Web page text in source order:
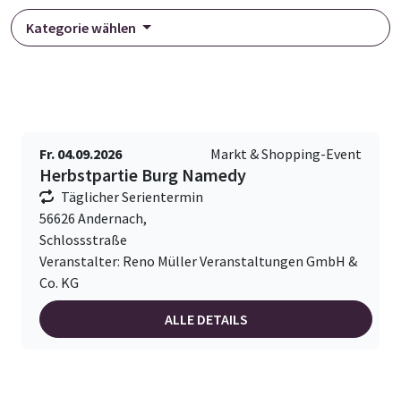
Kategorie wählen
Fr. 04.09.2026 Markt & Shopping-Event
Herbstpartie Burg Namedy
Täglicher Serientermin
56626 Andernach,
Schlossstraße
Veranstalter: Reno Müller Veranstaltungen GmbH &
Co. KG
ALLE DETAILS